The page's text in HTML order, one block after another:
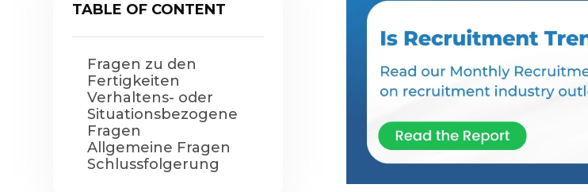
TABLE OF CONTENT
Fragen zu den
Fertigkeiten
Verhaltens- oder
Situationsbezogene
Fragen
Allgemeine Fragen
Schlussfolgerung